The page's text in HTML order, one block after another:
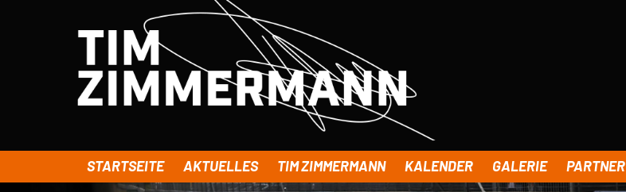
STARTSEITE AKTUELLES TIM ZIMMERMANN KALENDER GALERIE PARTNER